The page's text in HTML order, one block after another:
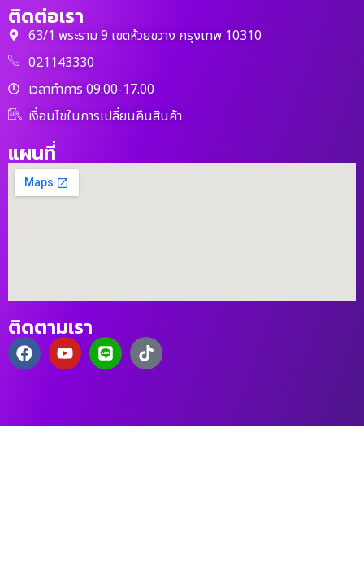
ติดต่อเรา
63/1 พระราม 9 เขตห้วยขวาง กรุงเทพ 10310
021143330
เวลาทำการ 09.00-17.00
เงื่อนไขในการเปลี่ยนคืนสินค้า
แผนที่
ติดตามเรา